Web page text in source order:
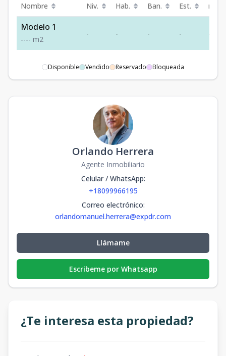
Nombre Niv. Hab. Ban. Est. m²
Modelo 1
---- m2
- - - - -
Disponible Vendido Reservado Bloqueada
Orlando Herrera
Agente Inmobiliario
Celular / WhatsApp:
+18099966195
Correo electrónico:
orlandomanuel.herrera@expdr.com
Llámame
Escribeme por Whatsapp
¿Te interesa esta propiedad?